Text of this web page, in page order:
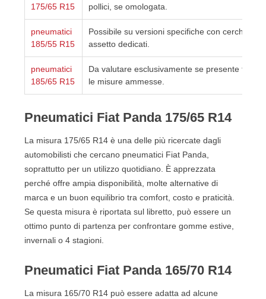
175/65 R15
pollici, se omologata.
pneumatici
185/55 R15
Possibile su versioni specifiche con cerchi e
assetto dedicati.
pneumatici
185/65 R15
Da valutare esclusivamente se presente tra
le misure ammesse.
Pneumatici Fiat Panda 175/65 R14
La misura 175/65 R14 è una delle più ricercate dagli
automobilisti che cercano pneumatici Fiat Panda,
soprattutto per un utilizzo quotidiano. È apprezzata
perché offre ampia disponibilità, molte alternative di
marca e un buon equilibrio tra comfort, costo e praticità.
Se questa misura è riportata sul libretto, può essere un
ottimo punto di partenza per confrontare gomme estive,
invernali o 4 stagioni.
Pneumatici Fiat Panda 165/70 R14
La misura 165/70 R14 può essere adatta ad alcune